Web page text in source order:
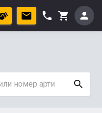
phone shopping_cart person
search